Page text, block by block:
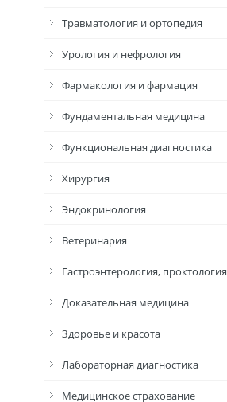
Травматология и ортопедия
Урология и нефрология
Фармакология и фармация
Фундаментальная медицина
Функциональная диагностика
Хирургия
Эндокринология
Ветеринария
Гастроэнтерология, проктология
Доказательная медицина
Здоровье и красота
Лабораторная диагностика
Медицинское страхование